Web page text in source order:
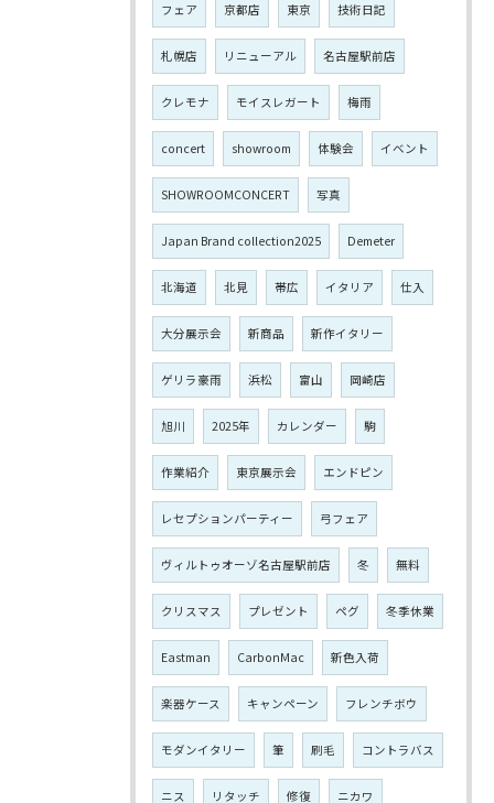
フェア 京都店 東京 技術日記
札幌店 リニューアル 名古屋駅前店
クレモナ モイスレガート 梅雨
concert showroom 体験会 イベント
SHOWROOMCONCERT 写真
Japan Brand collection2025 Demeter
北海道 北見 帯広 イタリア 仕入
大分展示会 新商品 新作イタリー
ゲリラ豪雨 浜松 富山 岡崎店
旭川 2025年 カレンダー 駒
作業紹介 東京展示会 エンドピン
レセプションパーティー 弓フェア
ヴィルトゥオーゾ名古屋駅前店 冬 無料
クリスマス プレゼント ペグ 冬季休業
Eastman CarbonMac 新色入荷
楽器ケース キャンペーン フレンチボウ
モダンイタリー 筆 刷毛 コントラバス
ニス リタッチ 修復 ニカワ